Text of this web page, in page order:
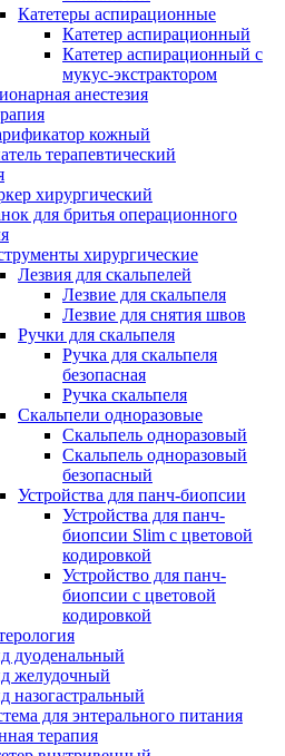
Катетеры аспирационные
Катетер аспирационный
Катетер аспирационный с
мукус-экстрактором
анестезия
кожный
терапевтический
хирургический
для бритья операционного
хирургические
Лезвия для скальпелей
Лезвие для скальпеля
Лезвие для снятия швов
Ручки для скальпеля
Ручка для скальпеля
безопасная
Ручка скальпеля
Скальпели одноразовые
Скальпель одноразовый
Скальпель одноразовый
безопасный
Устройства для панч-биопсии
Устройства для панч-
биопсии Slim с цветовой
кодировкой
Устройство для панч-
биопсии с цветовой
кодировкой
дуоденальный
желудочный
назогастральный
для энтерального питания
терапия